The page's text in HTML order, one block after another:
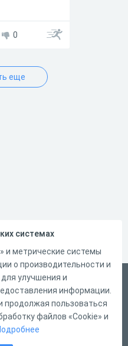
0
еще
системах
и метрические системы
о производительности и
улучшения и
информации.
продолжая пользоваться
файлов «Cookie» и